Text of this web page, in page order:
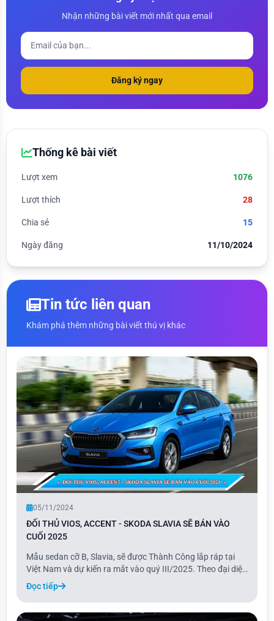
Nhận những bài viết mới nhất qua email
Đăng ký ngay
Thống kê bài viết
Lượt xem 1076
Lượt thích 28
Chia sẻ 15
Ngày đăng 11/10/2024
Tin tức liên quan
Khám phá thêm những bài viết thú vị khác
05/11/2024
ĐỐI THỦ VIOS, ACCENT - SKODA SLAVIA SẼ BÁN VÀO
CUỐI 2025
Mẫu sedan cỡ B, Slavia, sẽ được Thành Công lắp ráp tại
Việt Nam và dự kiến ra mắt vào quý III/2025. Theo đại diện
Skoda Việt Nam, sau mẫu xe Kushaq, Slavia là dòng xe tiếp
theo được tập đoàn Thành Công – đơn vị phân phối chính
thức thương hiệu ô tô Czech
Đọc tiếp